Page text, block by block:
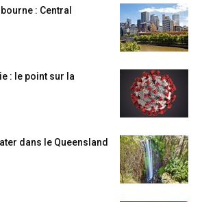
: Central
: le point sur la
dans le Queensland